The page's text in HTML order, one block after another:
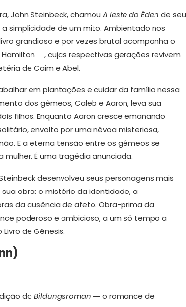
John Steinbeck, chamou A leste do Éden de seu
simplicidade de um mito. Ambientado nos
grandioso e por vezes brutal acompanha o
―, cujas respectivas gerações revivem
de Caim e Abel.
em plantações e cuidar da família nessa
dos gêmeos, Caleb e Aaron, leva sua
filhos. Enquanto Aaron cresce emanando
envolto por uma névoa misteriosa,
E a eterna tensão entre os gêmeos se
É uma tragédia anunciada.
desenvolveu seus personagens mais
obra: o mistério da identidade, a
da ausência de afeto. Obra-prima da
poderoso e ambicioso, a um só tempo a
de Gênesis.
do Bildungsroman ― o romance de